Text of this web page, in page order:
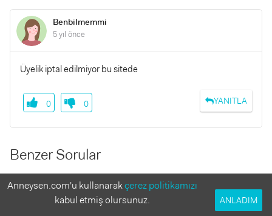
Benbilmemmi
5 yıl önce
Üyelik iptal edilmiyor bu sitede
YANITLA
0 0
Benzer Sorular
Kıllanma 4 Yanıt
Anneysen.com'u kullanarakçerez politikamızı
kabul etmiş olursunuz.
ANLADIM